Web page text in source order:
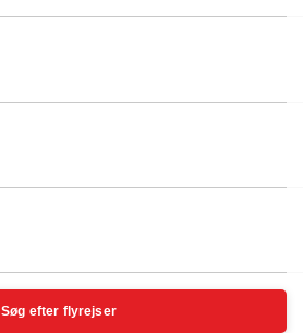
Søg efter flyrejser